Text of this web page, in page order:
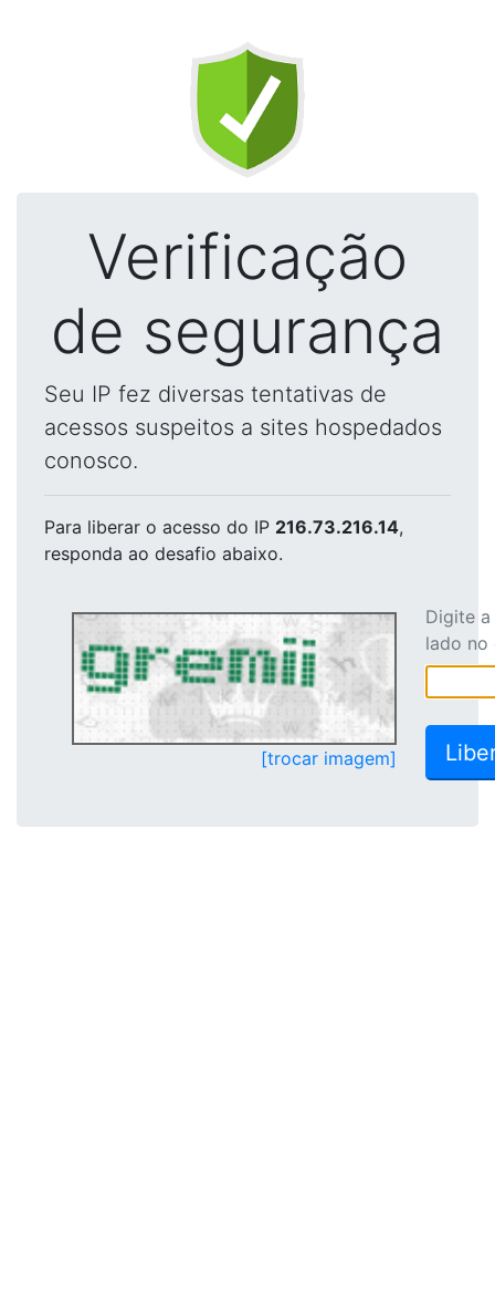
Verificação
de segurança
Seu IP fez diversas tentativas de
acessos suspeitos a sites hospedados
conosco.
Para liberar o acesso do IP 216.73.216.14,
responda ao desafio abaixo.
[trocar imagem]
Digite
lado no